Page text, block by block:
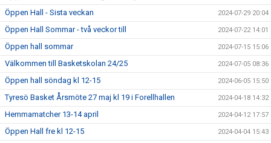
Öppen Hall - Sista veckan 2024-07-29 20:04
Öppen Hall Sommar - två veckor till 2024-07-22 14:01
Öppen hall sommar 2024-07-15 15:06
Välkommen till Basketskolan 24/25 2024-07-05 08:36
Öppen hall söndag kl 12-15 2024-06-05 15:50
Tyresö Basket Årsmöte 27 maj kl 19 i Forellhallen 2024-04-18 14:32
Hemmamatcher 13-14 april 2024-04-12 17:57
Öppen Hall fre kl 12-15 2024-04-04 15:43